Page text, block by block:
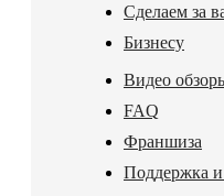
Сделаем за
Бизнесу
Видео
FAQ
Франшиза
Поддержка